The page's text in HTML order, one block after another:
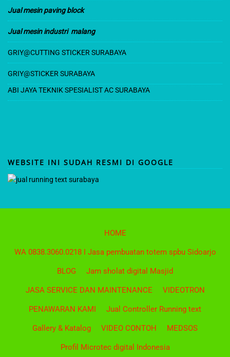
n
l
Jual mesin paving block
Jual mesin industri malang
GRIY@CUTTING STICKER SURABAYA
GRIY@STICKER SURABAYA
ABI JAYA TEKNIK SPESIALIST AC SURABAYA
WEBSITE INI SUDAH RESMI DI GOOGLE
HOME
WA 0838.3060.0218 I Jasa pembuatan totem spbu Sidoarjo
BLOG Jam sholat digital Masjid
JASA SERVICE DAN MAINTENANCE VIDEOTRON
PENAWARAN KAMI Jual Controller Running text
Gallery & Katalog VIDEO CONTOH MEDSOS
Profil Microtec digital Indonesia